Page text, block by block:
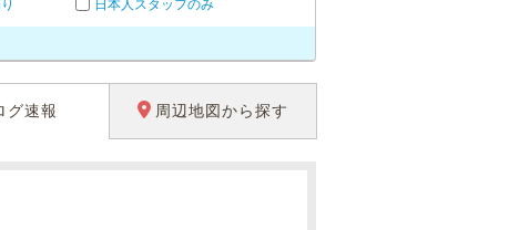
グ速報 周辺地図から探す